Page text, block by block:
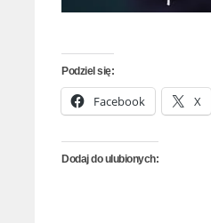
Podziel się:
Facebook X
Dodaj do ulubionych: